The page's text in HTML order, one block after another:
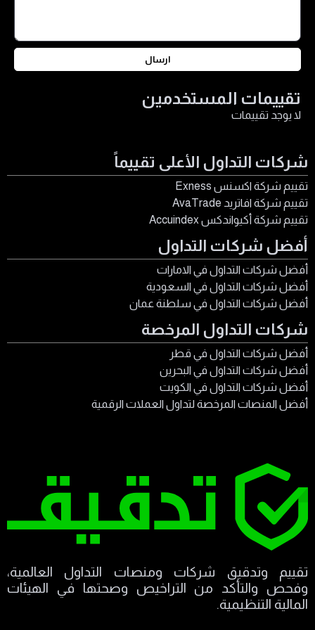
ارسال
تقييمات المستخدمين
لا يوجد تقييمات
شركات التداول الأعلى تقييماً
تقييم شركة اكسنس Exness
تقييم شركة افاتريد AvaTrade
تقييم شركة أكيواندكس Accuindex
أفضل شركات التداول
أفضل شركات التداول في الامارات
أفضل شركات التداول في السعودية
أفضل شركات التداول في سلطنة عمان
شركات التداول المرخصة
أفضل شركات التداول في قطر
أفضل شركات التداول في البحرين
أفضل شركات التداول في الكويت
أفضل المنصات المرخصة لتداول العملات الرقمية
تقييم وتدقيق شركات ومنصات التداول العالمية،
وفحص والتأكد من التراخيص وصحتها في الهيئات
المالية التنظيمية.